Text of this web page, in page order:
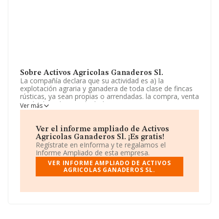
Sobre Activos Agricolas Ganaderos Sl.
La compañía declara que su actividad es a) la
explotación agraria y ganadera de toda clase de fincas
rústicas, ya sean propias o arrendadas. la compra, venta
y cebadero de ganado. b) la compra, venta,
arrendamiento y promoción de toda clase de fincas
cualquier régimen. La sociedad está inscrita en el
Registro Mercantil como Sociedad Limitada. Su CNAE
corresponde a 0148 con código '%cnae%'. La compañía
no tiene actividad en mercados exteriores.
Ha contado con el mismo número de profesionales y
según los datos a disposición de INFORMA, ha tenido
sector.
Ver más
Ver el informe ampliado de Activos
Agricolas Ganaderos Sl. ¡Es gratis!
Regístrate en eInforma y te regalamos el
Informe Ampliado de esta empresa.
VER INFORME AMPLIADO DE ACTIVOS
AGRICOLAS GANADEROS SL.